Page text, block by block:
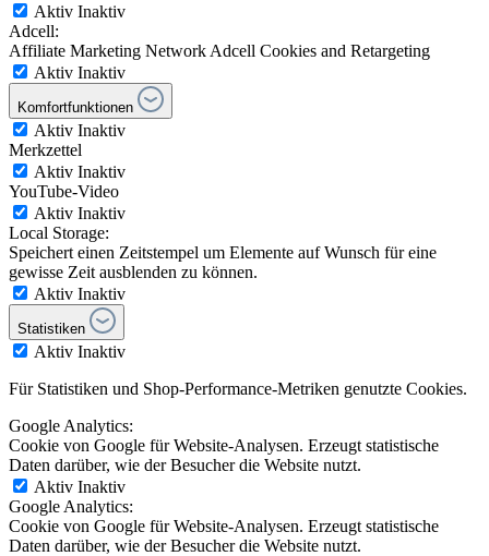
Aktiv Inaktiv
Adcell:
Affiliate Marketing Network Adcell Cookies and Retargeting
Aktiv Inaktiv
Komfortfunktionen
Aktiv Inaktiv
Merkzettel
Aktiv Inaktiv
YouTube-Video
Aktiv Inaktiv
Local Storage:
Speichert einen Zeitstempel um Elemente auf Wunsch für eine
gewisse Zeit ausblenden zu können.
Aktiv Inaktiv
Statistiken
Aktiv Inaktiv
Für Statistiken und Shop-Performance-Metriken genutzte Cookies.
Google Analytics:
Cookie von Google für Website-Analysen. Erzeugt statistische
Daten darüber, wie der Besucher die Website nutzt.
Aktiv Inaktiv
Google Analytics:
Cookie von Google für Website-Analysen. Erzeugt statistische
Daten darüber, wie der Besucher die Website nutzt.